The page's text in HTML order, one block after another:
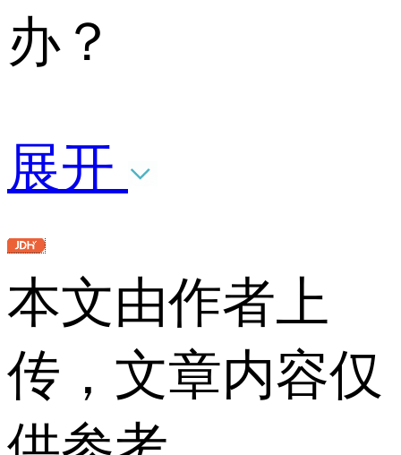
办？
展开
本文由作者上
传，文章内容仅